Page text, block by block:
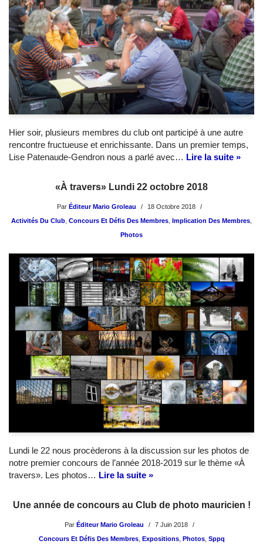
Hier soir, plusieurs membres du club ont participé à une autre
rencontre fructueuse et enrichissante. Dans un premier temps,
Lise Patenaude-Gendron nous a parlé avec… Lire la suite »
«À travers» Lundi 22 octobre 2018
Par Éditeur Mario Groleau
18 Octobre 2018
Activités Du Club Concours Et Défis Des Membres Implication Des Membres
Photos
Lundi le 22 nous procèderons à la discussion sur les photos de
notre premier concours de l’année 2018-2019 sur le thème «À
travers». Les photos… Lire la suite »
Une année de concours au Club de photo mauricien !
Par Éditeur Mario Groleau
7 Juin 2018
Concours Et Défis Des Membres, Expositions, Photos, Sppq